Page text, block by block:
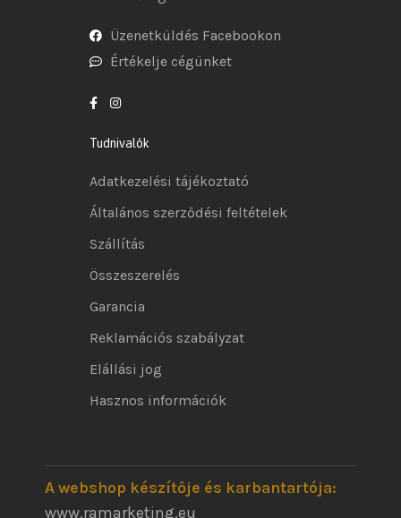
Üzenetküldés Facebookon
Értékelje cégünket
Tudnivalók
Adatkezelési tájékoztató
Általános szerződési feltételek
Szállítás
Összeszerelés
Garancia
Reklamációs szabályzat
Elállási jog
Hasznos információk
A webshop készítője és karbantartója:
www.ramarketing.eu